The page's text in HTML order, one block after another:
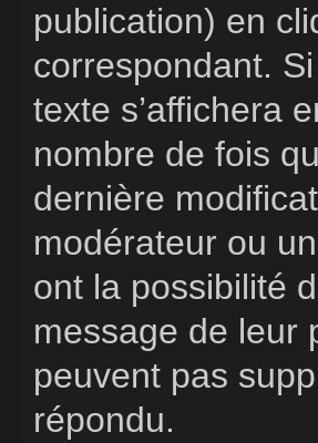
publication) en
correspondant.
texte s’affichera
nombre de fois
dernière
modérateur ou
ont la possibilité
message de leur
peuvent pas
répondu.